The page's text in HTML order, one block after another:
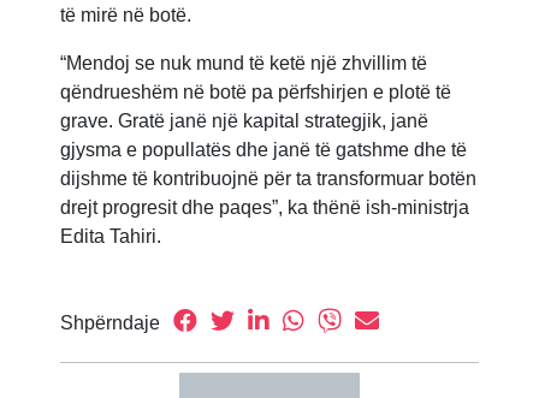
të mirë në botë.
“Mendoj se nuk mund të ketë një zhvillim të
qëndrueshëm në botë pa përfshirjen e plotë të
grave. Gratë janë një kapital strategjik, janë
gjysma e popullatës dhe janë të gatshme dhe të
dijshme të kontribuojnë për ta transformuar botën
drejt progresit dhe paqes”, ka thënë ish-ministrja
Edita Tahiri.
Shpërndaje